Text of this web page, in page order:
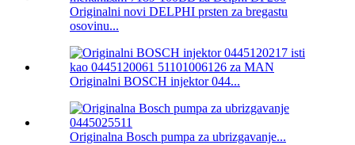
Originalni novi DELPHI prsten za bregastu
osovinu...
Originalni BOSCH injektor 044...
Originalna Bosch pumpa za ubrizgavanje...